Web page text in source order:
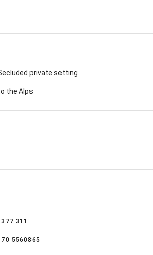
private setting
the Alps
311
5560865